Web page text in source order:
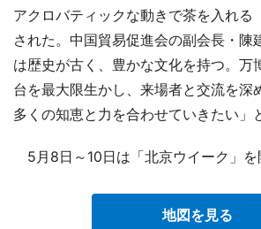
アクロバティックな動きで茶を入れる
された。中国貿易促進会の副会長・陳
は歴史が古く、豊かな文化を持つ。万
台を最大限生かし、来場者と交流を深
多くの知恵と力を合わせていきたい」
5月8日～10日は「北京ウイーク」を
地図を見る